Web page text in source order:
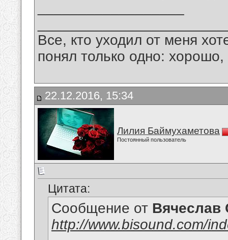
Все, кто уходил от меня
понял только одно:
22.12.2016, 15:34
Лилия Баймухаметова
Постоянный пользователь
Цитата:
Сообщение от Вячеслав
http://www.bisound.com/